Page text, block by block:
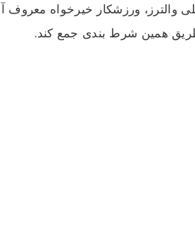
ورزشکار خیرخواه معروف
همین شرط بندی جمع کند.